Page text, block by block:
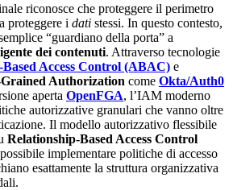
riconosce che proteggere il perimetro
proteggere i dati stessi. In questo contesto,
“guardiano della porta” a
dei contenuti. Attraverso tecnologie
Access Control (ABAC) e
Authorization come Okta/Auth0
aperta OpenFGA, l’IAM moderno
autorizzative granulari che vanno oltre
Il modello autorizzativo flessibile
Relationship-Based Access Control
implementare politiche di accesso
esattamente la struttura organizzativa